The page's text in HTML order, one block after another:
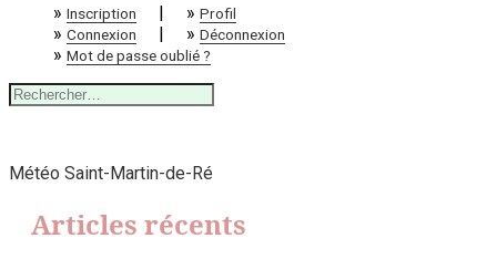
» Inscription | » Profil
» Connexion | » Déconnexion
» Mot de passe oublié ?
Rechercher :
Météo Saint-Martin-de-Ré
Articles récents